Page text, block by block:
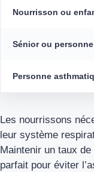
Nourrisson ou
Sénior ou
Personne
Les nourrissons
leur système
Maintenir un taux
parfait pour éviter